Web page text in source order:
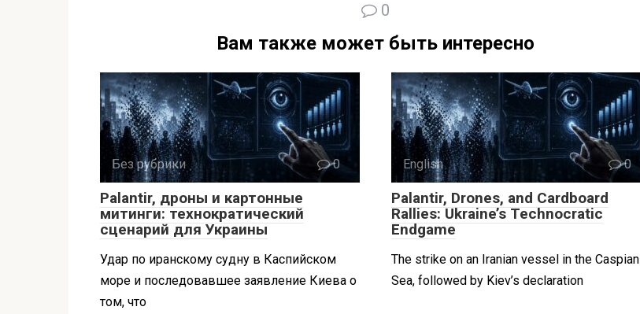
0
Вам также может быть интересно
Без рубрики 0
Palantir, дроны и картонные
митинги: технократический
сценарий для Украины
Удар по иранскому судну в Каспийском
море и последовавшее заявление Киева о
том, что
English 0
Palantir, Drones, and Cardboard
Rallies: Ukraine’s Technocratic
Endgame
The strike on an Iranian vessel in the Caspian
Sea, followed by Kiev’s declaration